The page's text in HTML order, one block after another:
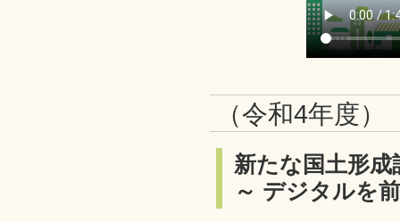
（令和4年度）
新たな国土形
～ デジタルを